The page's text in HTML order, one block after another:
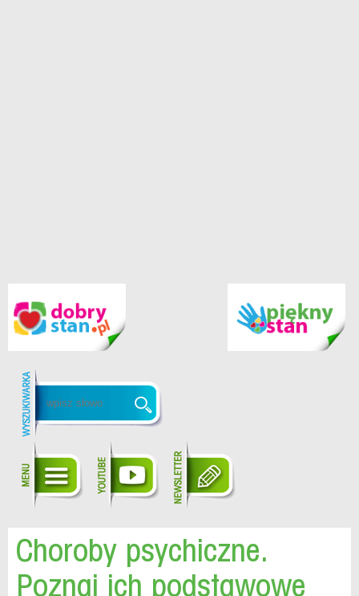
Choroby psychiczne.
Poznaj ich podstawowe